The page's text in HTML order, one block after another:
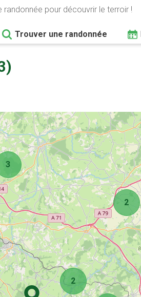
randonnée pour découvrir le terroir !
Trouver une randonnée
3
2
2